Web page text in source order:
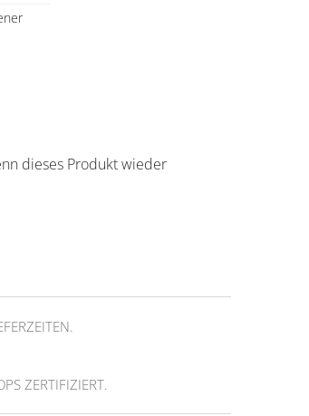
dieses Produkt wieder
ZERTIFIZIERT.